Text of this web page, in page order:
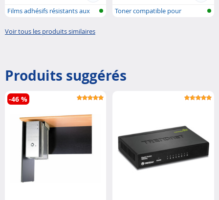
Films adhésifs résistants aux
Toner compatible pour
Voir tous les produits similaires
Produits suggérés
-46 %